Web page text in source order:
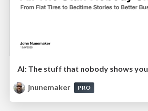
AI: The stuff that nobody shows you
jnunemaker
PRO